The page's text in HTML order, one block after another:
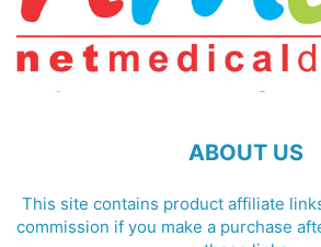
ABOUT US
This site contains product affiliate
commission if you make a purchase